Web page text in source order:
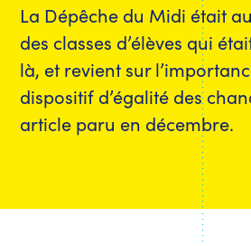
La Dépêche du Midi était
des classes d’élèves qui
là, et revient sur
dispositif d’égalité des
article paru en décembre.